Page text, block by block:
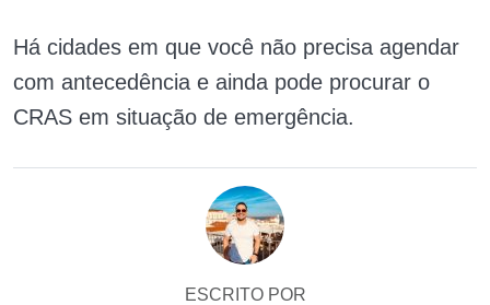
Há cidades em que você não precisa agendar
com antecedência e ainda pode procurar o
CRAS em situação de emergência.
ESCRITO POR